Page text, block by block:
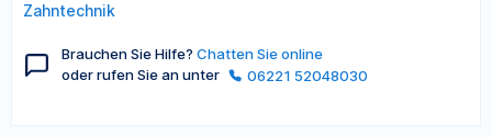
Zahntechnik
Brauchen Sie Hilfe? Chatten Sie online
oder rufen Sie an unter
06221 52048030